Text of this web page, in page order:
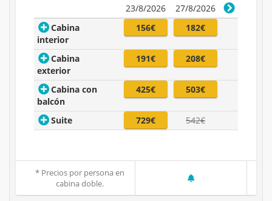
23/8/2026
27/8/2026
Cabina
interior
156€ 182€
Cabina
exterior
191€ 208€
Cabina con
balcón
425€ 503€
Suite 729€ 542€
* Precios por persona en
cabina doble.